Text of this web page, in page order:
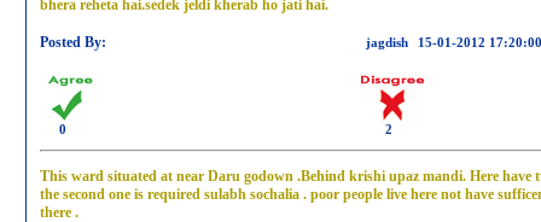
bhera reheta hai.sedek jeldi kherab ho jati hai.
Posted By: jagdish 15-01-2012 17:20:00
0 2
This ward situated at near Daru godown .Behind krishi upaz mandi. Here
the second one is required sulabh sochalia . poor people live here not have
there .